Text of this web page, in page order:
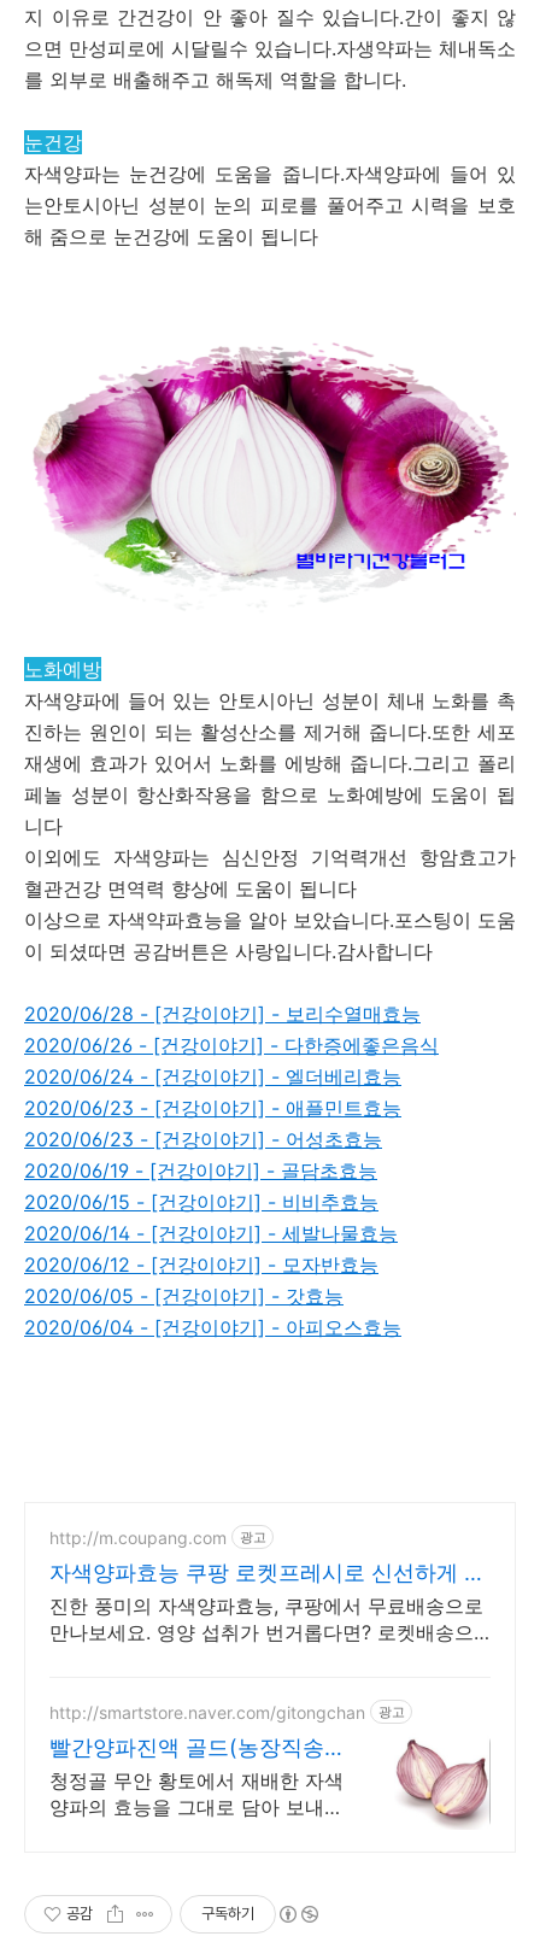
지 이유로 간건강이 안 좋아 질수 있습니다.간이 좋지 않
으면 만성피로에 시달릴수 있습니다.자생약파는 체내독소
를 외부로 배출해주고 해독제 역할을 합니다.
눈건강
자색양파는 눈건강에 도움을 줍니다.자색양파에 들어 있
는안토시아닌 성분이 눈의 피로를 풀어주고 시력을 보호
해 줌으로 눈건강에 도움이 됩니다
노화예방
자색양파에 들어 있는 안토시아닌 성분이 체내 노화를 촉
진하는 원인이 되는 활성산소를 제거해 줍니다.또한 세포
재생에 효과가 있어서 노화를 에방해 줍니다.그리고 폴리
페놀 성분이 항산화작용을 함으로 노화예방에 도움이 됩
니다
이외에도 자색양파는 심신안정 기억력개선 항암효고가
혈관건강 면역력 향상에 도움이 됩니다
이상으로 자색약파효능을 알아 보았습니다.포스팅이 도움
이 되셨따면 공감버튼은 사랑입니다.감사합니다
2020/06/28 - [건강이야기] - 보리수열매효능
2020/06/26 - [건강이야기] - 다한증에좋은음식
2020/06/24 - [건강이야기] - 엘더베리효능
2020/06/23 - [건강이야기] - 애플민트효능
2020/06/23 - [건강이야기] - 어성초효능
2020/06/19 - [건강이야기] - 골담초효능
2020/06/15 - [건강이야기] - 비비추효능
2020/06/14 - [건강이야기] - 세발나물효능
2020/06/12 - [건강이야기] - 모자반효능
2020/06/05 - [건강이야기] - 갓효능
2020/06/04 - [건강이야기] - 아피오스효능
http://m.coupang.com 광고
자색양파효능 쿠팡 로켓프레시로 신선하게 배
송
진한 풍미의 자색양파효능, 쿠팡에서 무료배송으로
만나보세요. 영양 섭취가 번거롭다면? 로켓배송으
http://smartstore.naver.com/gitongchan 광고
빨간양파진액 골드(농장직송)
청정골농장
청정골 무안 황토에서 재배한 자색
양파의 효능을 그대로 담아 보내드
공감 구독하기